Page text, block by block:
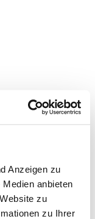
Anzeigen zu
anbieten
zu
zu Ihrer